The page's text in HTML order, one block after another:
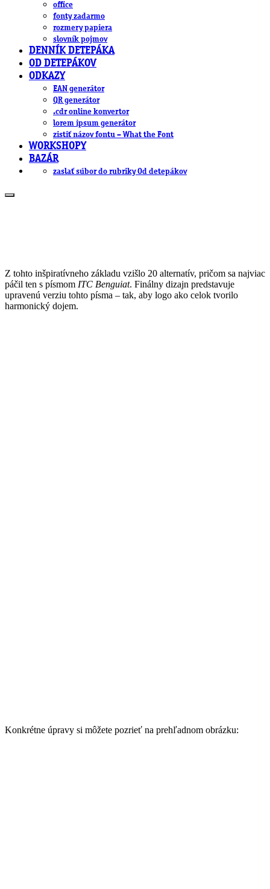
office
fonty zadarmo
rozmery papiera
slovník pojmov
DENNÍK DETEPÁKA
OD DETEPÁKOV
ODKAZY
EAN generátor
QR generátor
.cdr online konvertor
lorem ipsum generátor
zistiť názov fontu – What the Font
WORKSHOPY
BAZÁR
zaslať súbor do rubriky Od detepákov
Z tohto inšpiratívneho základu vzišlo 20 alternatív, pričom sa najviac
páčil ten s písmom ITC Benguiat. Finálny dizajn predstavuje
upravenú verziu tohto písma – tak, aby logo ako celok tvorilo
harmonický dojem.
Konkrétne úpravy si môžete pozrieť na prehľadnom obrázku: